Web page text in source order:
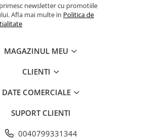
newsletter cu promotiile
Afla mai multe in Politica de
MAGAZINUL MEU
CLIENTI
DATE COMERCIALE
SUPORT CLIENTI
0040799331344